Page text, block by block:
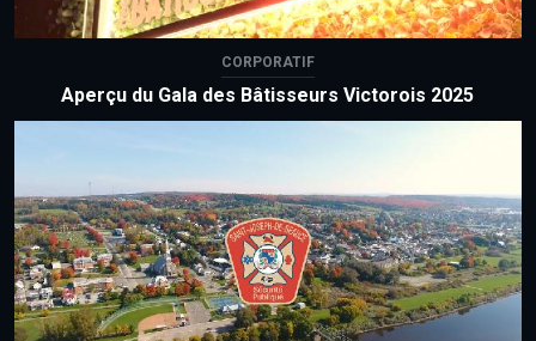
CORPORATIF
Aperçu du Gala des Bâtisseurs Victorois 2025